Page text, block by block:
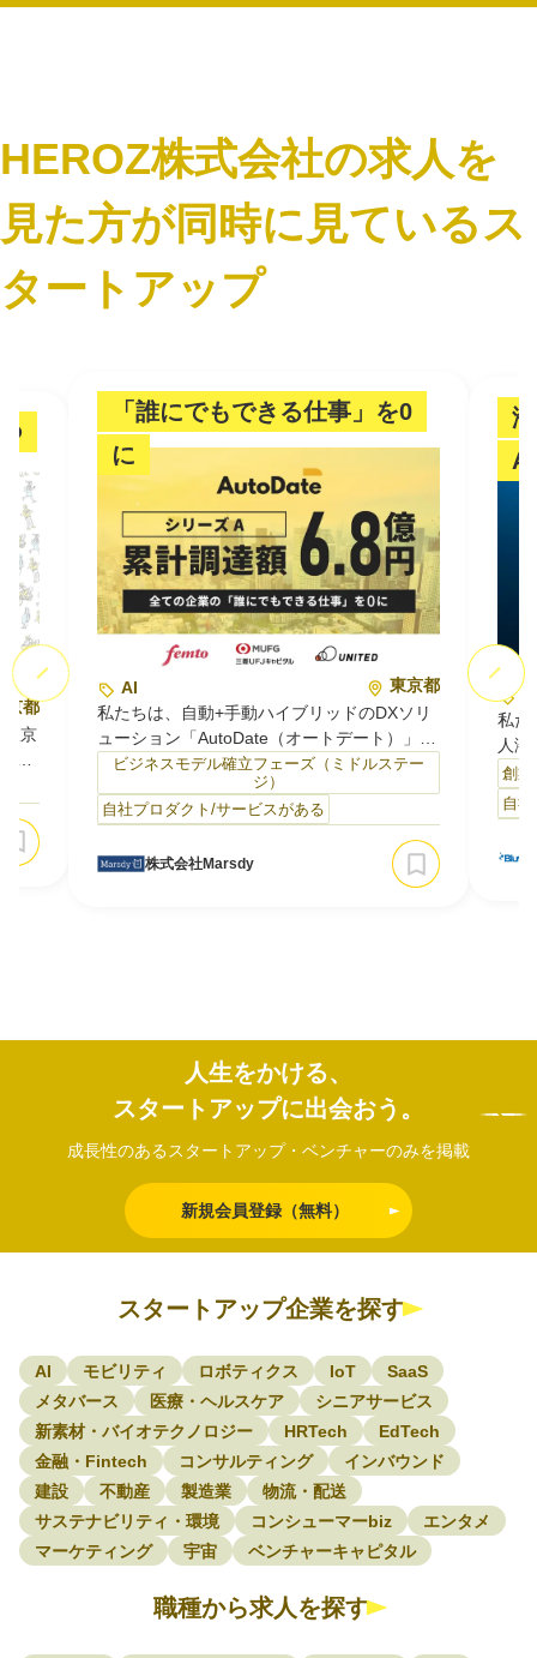
HEROZ株式会社の求人を
見た方が同時に見ているス
タートアップ
京都
東京
時間
ん
で
「誰にでもできる仕事」を0
に
AI
東京都
私たちは、自動+手動ハイブリッドのDXソリ
ューション「AutoDate（オートデート）」を
開発・運用しています。
AutoDateは、エクセル等での日々の数値管
理・更新業務を自動化する法人向けサービス
です。RPAやAI、OCRなどの複数技術を業務
ごとに最適に組み合わせ、自動化しきれない
部分は人の手で補うことで、痒い所に手が届
ビジネスモデル確立フェーズ（ミドルステー
ジ）
自社プロダクト/サービスがある
株式会社Marsdy
私た
人
し
電波
多く
創業
自
人生をかける、
スタートアップに出会おう。
成長性のあるスタートアップ・ベンチャーのみを掲載
新規会員登録（無料）
スタートアップ企業を探す
AI モビリティ ロボティクス IoT
SaaS
メタバース
医療・ヘルスケア
シニアサービス
新素材・バイオテクノロジー
HRTech
EdTech
金融・Fintech
コンサルティング
インバウンド
建設
不動産 製造業
物流・配送
サステナビリティ・環境
コンシューマーbiz
エンタメ
マーケティング
宇宙 ベンチャーキャピタル
職種から求人を探す